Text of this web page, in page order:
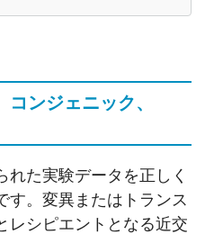
ンジェニック、
れた実験データを正しく
す。変異またはトランス
レシピエントとなる近交